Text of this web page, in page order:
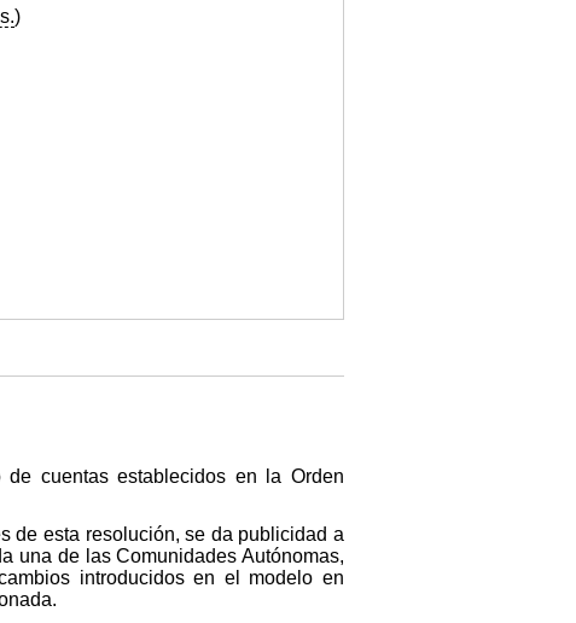
)
cuentas establecidos en la Orden
de esta resolución, se da publicidad a
una de las Comunidades Autónomas,
introducidos en el modelo en